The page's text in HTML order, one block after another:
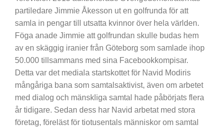
partiledare Jimmie Åkesson ut en golfrunda för att
samla in pengar till utsatta kvinnor över hela världen.
Föga anade Jimmie att golfrundan skulle budas hem
av en skäggig iranier från Göteborg som samlade ihop
50.000 tillsammans med sina Facebookkompisar.
Detta var det mediala startskottet för Navid Modiris
mångåriga bana som samtalsaktivist, även om arbetet
med dialog och mänskliga samtal hade påbörjats flera
år tidigare. Sedan dess har Navid arbetat med stora
företag, föreläst för tiotusentals människor om samtal